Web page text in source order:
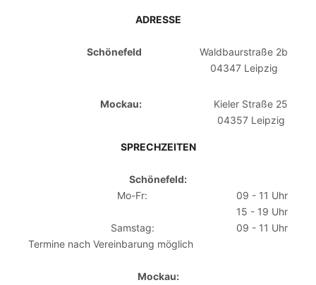
ADRESSE
Schönefeld
Waldbaurstraße 2b
04347 Leipzig
Mockau:
Kieler Straße 25
04357 Leipzig
SPRECHZEITEN
Schönefeld:
Mo-Fr:
09 - 11 Uhr
15 - 19 Uhr
Samstag:
09 - 11 Uhr
Termine nach Vereinbarung möglich
Mockau: